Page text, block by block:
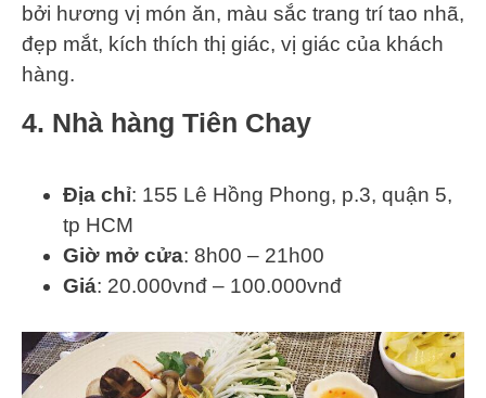
bởi hương vị món ăn, màu sắc trang trí tao nhã,
đẹp mắt, kích thích thị giác, vị giác của khách
hàng.
4. Nhà hàng Tiên Chay
Địa chỉ: 155 Lê Hồng Phong, p.3, quận 5,
tp HCM
Giờ mở cửa: 8h00 – 21h00
Giá: 20.000vnđ – 100.000vnđ